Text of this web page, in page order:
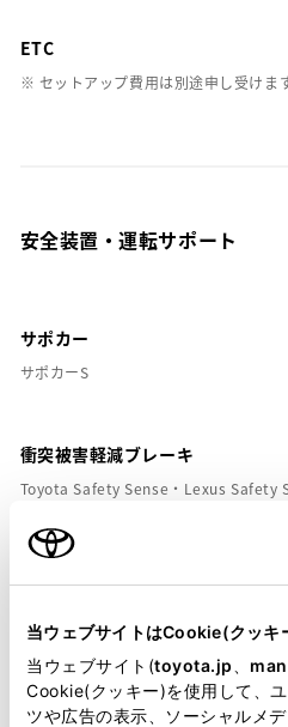
当ウェブサイトはCookie(クッキ
当ウェブサイト(toyota.jp
Cookie(クッキー)を使用して、
ツや広告の表示、ソーシャルメ
ETC
※ セットアップ費用は別途申し受けま
安全装置・運転サポート
サポカー
サポカーS
衝突被害軽減ブレーキ
Toyota Safety Sense・Lexus Safety
車線逸脱警報
クルーズコントロール